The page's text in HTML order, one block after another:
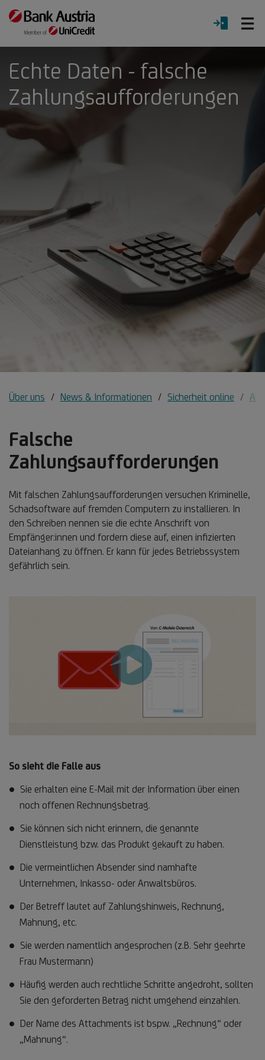
LOGIN
Echte Daten - falsche
Zahlungsaufforderungen
Über uns News & Informationen Sicherheit online
Falsche
Zahlungsaufforderungen
Mit falschen Zahlungsaufforderungen versuchen Kriminelle,
Schadsoftware auf fremden Computern zu installieren. In
den Schreiben nennen sie die echte Anschrift von
Empfänger:innen und fordern diese auf, einen infizierten
Dateianhang zu öffnen. Er kann für jedes Betriebssystem
gefährlich sein.
So sieht die Falle aus
Sie erhalten eine E-Mail mit der Information über einen
noch offenen Rechnungsbetrag.
Sie können sich nicht erinnern, die genannte
Dienstleistung bzw. das Produkt gekauft zu haben.
Die vermeintlichen Absender sind namhafte
Unternehmen, Inkasso- oder Anwaltsbüros.
Der Betreff lautet auf Zahlungshinweis, Rechnung,
Mahnung, etc.
Sie werden namentlich angesprochen (z.B. Sehr geehrte
Frau Mustermann)
Häufig werden auch rechtliche Schritte angedroht, sollten
Sie den geforderten Betrag nicht umgehend einzahlen.
Der Name des Attachments ist bspw. „Rechnung“ oder
„Mahnung“.